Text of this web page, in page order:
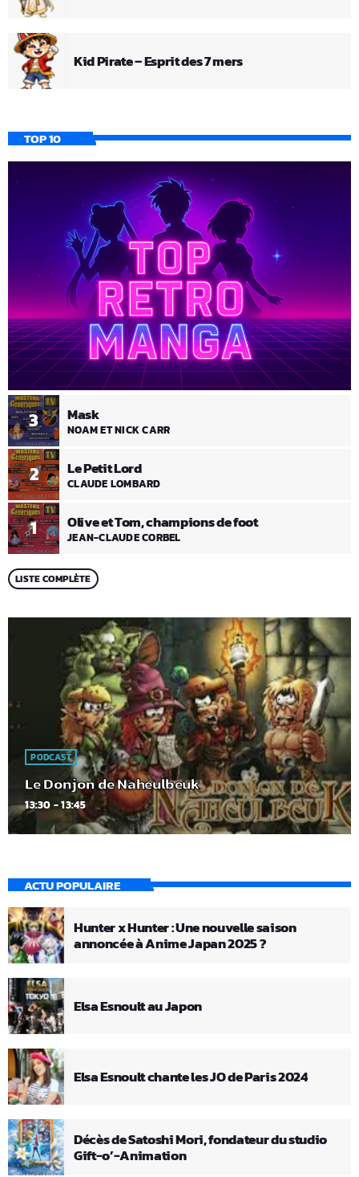
Kid Pirate – Esprit des 7 mers
TOP 10
1 Olive et Tom, champions de foot
JEAN-CLAUDE CORBEL
2 Le Petit Lord
CLAUDE LOMBARD
3 Mask
NOAM ET NICK CARR
LISTE COMPLÈTE
PODCAST
Le Donjon de Naheulbeuk
13:30 - 13:45
ACTU POPULAIRE
Hunter x Hunter : Une nouvelle saison
annoncée à Anime Japan 2025 ?
Elsa Esnoult au Japon
Elsa Esnoult chante les JO de Paris 2024
Décès de Satoshi Mori, fondateur du studio
Gift-o’-Animation